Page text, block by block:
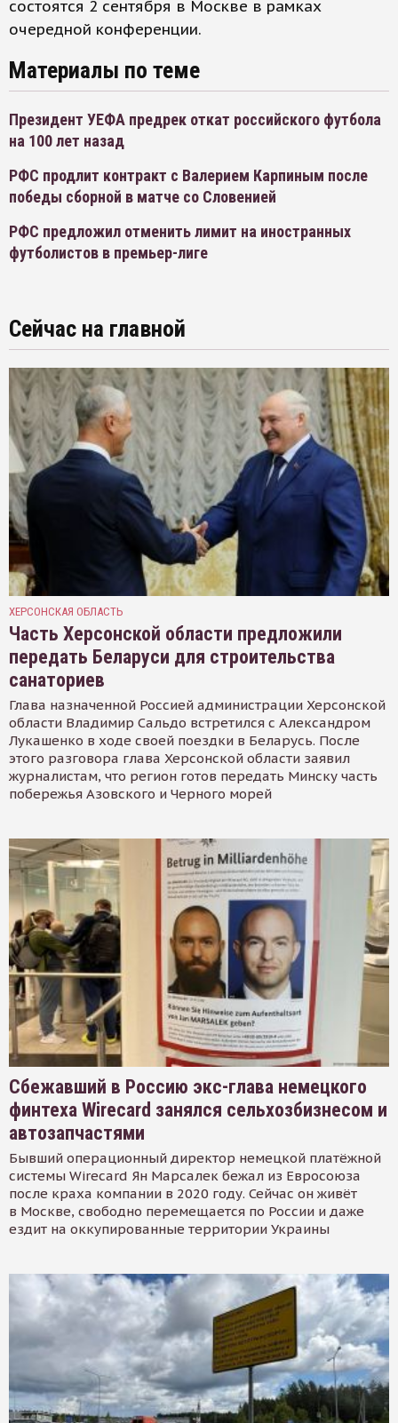
состоятся 2 сентября в Москве в рамках
очередной конференции.
Материалы по теме
Президент УЕФА предрек откат российского футбола
на 100 лет назад
РФС продлит контракт с Валерием Карпиным после
победы сборной в матче со Словенией
РФС предложил отменить лимит на иностранных
футболистов в премьер-лиге
Сейчас на главной
ХЕРСОНСКАЯ ОБЛАСТЬ
Часть Херсонской области предложили
передать Беларуси для строительства
санаториев
Глава назначенной Россией администрации Херсонской
области Владимир Сальдо встретился с Александром
Лукашенко в ходе своей поездки в Беларусь. После
этого разговора глава Херсонской области заявил
журналистам, что регион готов передать Минску часть
побережья Азовского и Черного морей
Сбежавший в Россию экс-глава немецкого
финтеха Wirecard занялся сельхозбизнесом и
автозапчастями
Бывший операционный директор немецкой платёжной
системы Wirecard Ян Марсалек бежал из Евросоюза
после краха компании в 2020 году. Сейчас он живёт
в Москве, свободно перемещается по России и даже
ездит на оккупированные территории Украины